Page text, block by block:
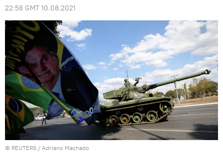
22:58 GMT 10.08.2021
© REUTERS / Adriano Machado